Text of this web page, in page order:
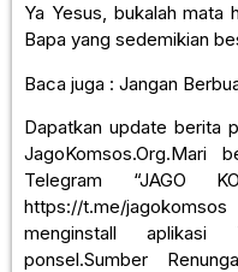
Ya Yesus, bukalah mata
Bapa yang sedemikian
Baca juga : Jangan
Dapatkan update berita
JagoKomsos.Org.Mari
Telegram “JAGO
https://t.me/
menginstall
ponsel.Sumber